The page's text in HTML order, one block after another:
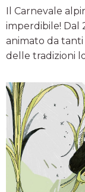
Il Carnevale
imperdibile! Dal
animato da
delle tradizioni